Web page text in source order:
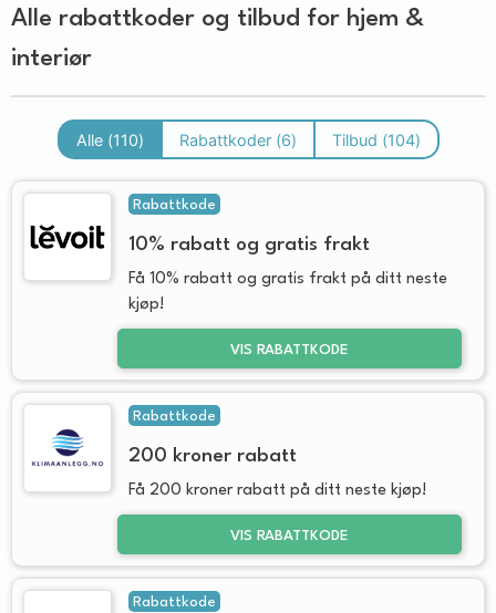
Alle rabattkoder og tilbud for hjem &
interiør
Alle (110) Rabattkoder (6) Tilbud (104)
Rabattkode
10% rabatt og gratis frakt
Få 10% rabatt og gratis frakt på ditt neste
kjøp!
VIS RABATTKODE
Rabattkode
200 kroner rabatt
Få 200 kroner rabatt på ditt neste kjøp!
VIS RABATTKODE
Rabattkode